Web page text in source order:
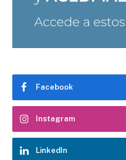
Facebook
Instagram
LinkedIn